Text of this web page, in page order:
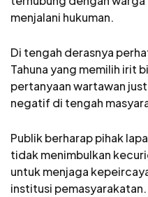
menjalani hukuman.
Di tengah derasnya
Tahuna yang memilih irit
pertanyaan wartawan
negatif di tengah
Publik berharap pihak
tidak menimbulkan
untuk menjaga
institusi pemasyarakatan.